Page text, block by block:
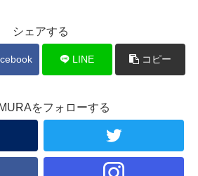
シェアする
LINE コピー
をフォローする